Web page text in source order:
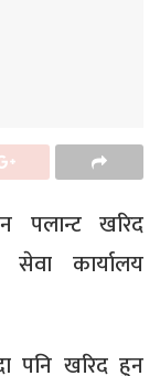
पलान्ट खरिद
सेवा कार्यालय
पनि खरिद हुन